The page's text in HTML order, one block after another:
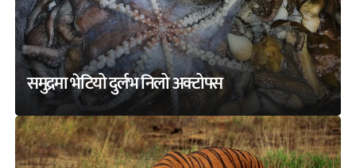
समुद्रमा भेटियो दुर्लभ निलो अक्टोपस